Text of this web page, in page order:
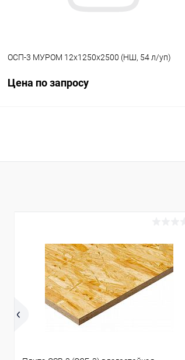
ОСП-3 МУРОМ 12х1250х2500 (НШ, 54 л/уп)
Цена по запросу
Купить в 1 клик Сравнение